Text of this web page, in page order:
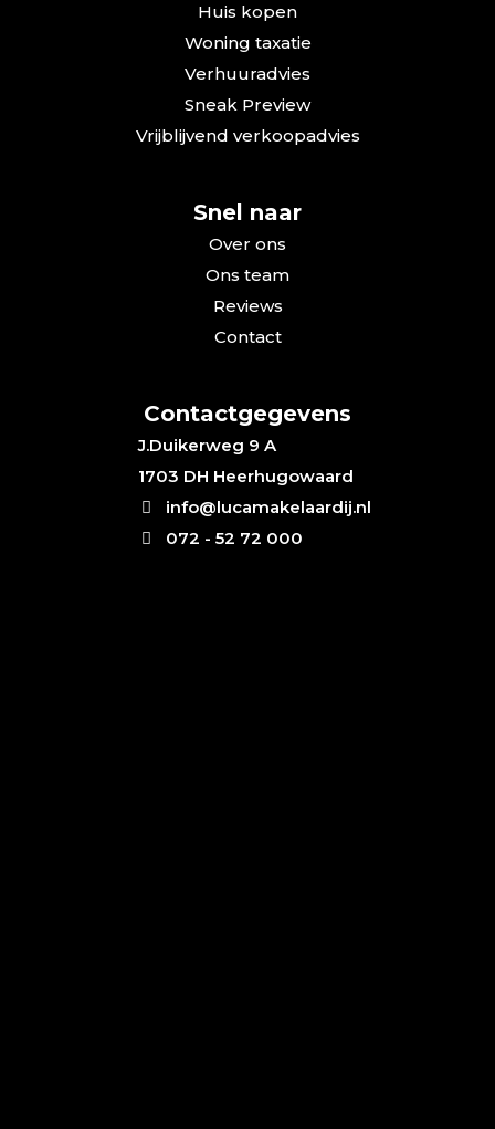
Huis kopen
Woning taxatie
Verhuuradvies
Sneak Preview
Vrijblijvend verkoopadvies
Snel naar
Over ons
Ons team
Reviews
Contact
Contactgegevens
J.Duikerweg 9 A
1703 DH Heerhugowaard
info@lucamakelaardij.nl
072 - 52 72 000